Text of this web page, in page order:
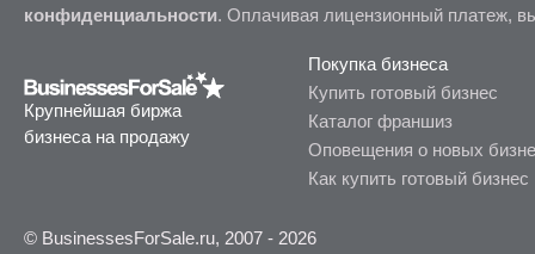
конфиденциальности. Оплачивая лицензионный платеж,
Крупнейшая биржа
бизнеса на продажу
Покупка бизнеса
Купить готовый бизнес
Каталог франшиз
Оповещения о новых
Как купить готовый бизнес
© BusinessesForSale.ru, 2007 - 2026